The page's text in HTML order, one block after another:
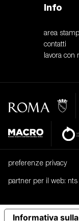
Info
area
contatti
lavora con
preferenze privacy
partner per il web: nts
Informativa